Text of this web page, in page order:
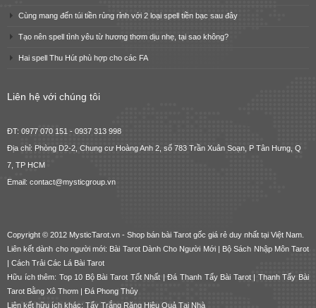
Cùng mang đến túi tiền rủng rỉnh với 2 loại spell tiền bạc sau đây
Tạo nên spell tình yêu từ hương thơm dịu nhẹ, tại sao không?
Hai spell Thu Hút phù hợp cho các FA
Liên hệ với chúng tôi
ĐT: 0977 070 151 - 0937 313 998
Địa chỉ: Phòng D2-2, Chung cư Hoàng Anh 2, số 783 Trần Xuân Soạn, P Tân Hưng, Q
7, TP HCM
Email: contact@mysticgroup.vn
Copyright © 2012 MysticTarot.vn - Shop bán bài Tarot gốc giá rẻ duy nhất tại Việt Nam.
Liên kết dành cho người mới: Bài Tarot Dành Cho Người Mới|
Bộ Sách Nhập Môn Tarot
Cách Trải Các Lá Bài Tarot
Hữu ích thêm: Top 10 Bộ Bài Tarot Tốt Nhất |Đá Thanh Tẩy Bài Tarot| Thanh Tẩy Bài
Tarot Bằng Xô Thơm
Đá Phong Thủy
Liên kết hữu ích khác: Tẩy Trắng Răng Hiệu Quả Tại Nhà